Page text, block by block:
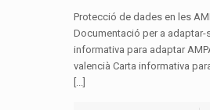
Protecció de dades en les
Documentació per a adaptar-
informativa para adaptar
valencià Carta informativa
[...]